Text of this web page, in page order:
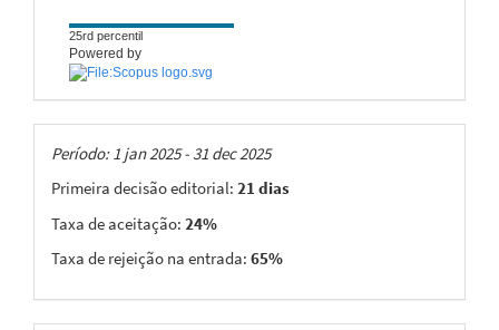
25rd percentil
Powered by
Taxas
Período: 1 jan 2025 - 31 dec 2025
Primeira decisão editorial: 21 dias
Taxa de aceitação: 24%
Taxa de rejeição na entrada: 65%